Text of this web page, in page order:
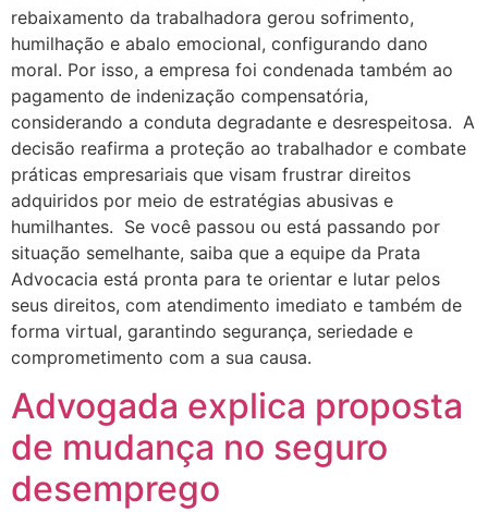
rebaixamento da trabalhadora gerou sofrimento,
humilhação e abalo emocional, configurando dano
moral. Por isso, a empresa foi condenada também ao
pagamento de indenização compensatória,
considerando a conduta degradante e desrespeitosa. A
decisão reafirma a proteção ao trabalhador e combate
práticas empresariais que visam frustrar direitos
adquiridos por meio de estratégias abusivas e
humilhantes. Se você passou ou está passando por
situação semelhante, saiba que a equipe da Prata
Advocacia está pronta para te orientar e lutar pelos
seus direitos, com atendimento imediato e também de
forma virtual, garantindo segurança, seriedade e
comprometimento com a sua causa.
Advogada explica proposta
de mudança no seguro
desemprego